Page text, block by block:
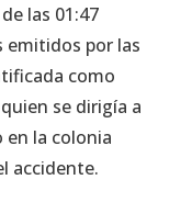
las 01:47
emitidos por las
como
se dirigía a
la colonia
accidente.